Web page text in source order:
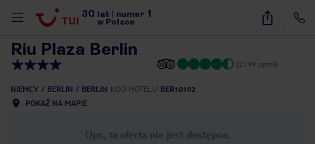
30 lat numer 1
w Polsce
13
Riu Plaza Berlin
(2149 opinii)
NIEMCY BERLIN BERLIN KOD HOTELU BER10192
POKAŻ NA MAPIE
Ups, ta oferta nie jest dostępna.